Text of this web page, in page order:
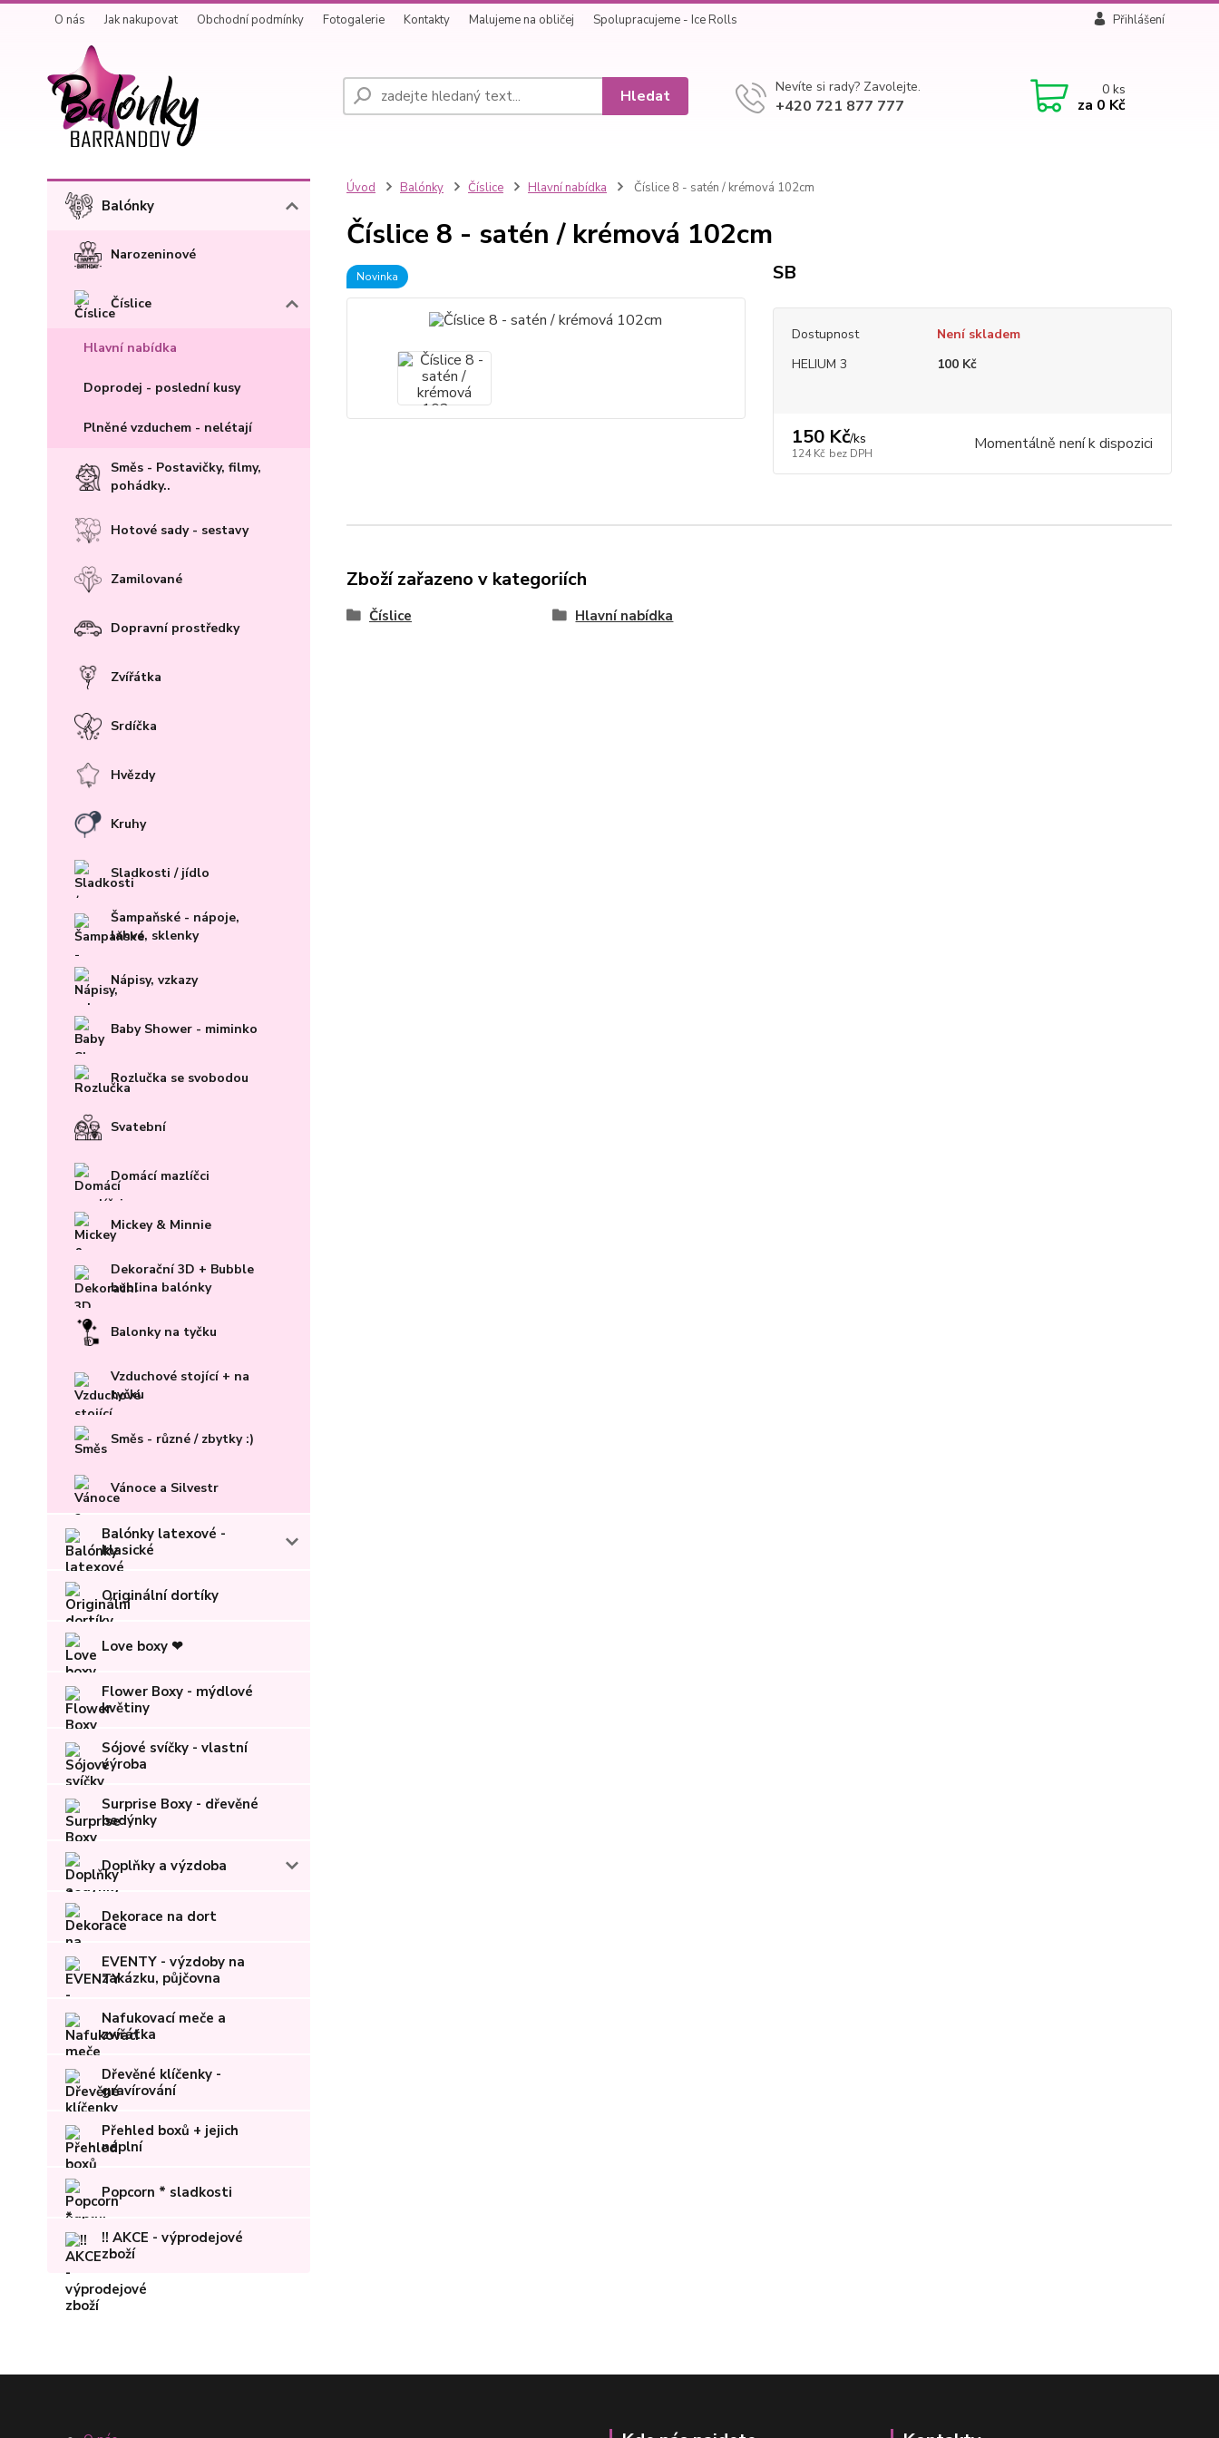
O nás Jak nakupovat Obchodní podmínky Fotogalerie Kontakty Malujeme na obličej Spolupracujeme - Ice Rolls Přihlášení
Hledat Nevíte si rady? Zavolejte.
+420 721 877 777
0ks
za 0 Kč
Balónky
Narozeninové
Číslice
Hlavní nabídka
Doprodej - poslední kusy
Plněné vzduchem - nelétají
Směs - Postavičky, filmy,
pohádky..
Hotové sady - sestavy
Zamilované
Dopravní prostředky
Zvířátka
Srdíčka
Hvězdy
Kruhy
Sladkosti / jídlo
Šampaňské - nápoje,
lahve, sklenky
Nápisy, vzkazy
Baby Shower - miminko
Rozlučka se svobodou
Svatební
Domácí mazlíčci
Mickey & Minnie
Dekorační 3D + Bubble
bublina balónky
Balonky na tyčku
Vzduchové stojící + na
tyčku
Směs - různé / zbytky :)
Vánoce a Silvestr
Balónky latexové -
klasické
Originální dortíky
Love boxy ❤
Flower Boxy - mýdlové
květiny
Sójové svíčky - vlastní
výroba
Surprise Boxy - dřevěné
bedýnky
Doplňky a výzdoba
Dekorace na dort
EVENTY - výzdoby na
zakázku, půjčovna
Nafukovací meče a
zvířátka
Dřevěné klíčenky -
gravírování
Přehled boxů + jejich
náplní
Popcorn * sladkosti
!! AKCE - výprodejové
zboží
Úvod Balónky Číslice Hlavní nabídka Číslice 8 - satén / krémová 102cm
Číslice 8 - satén / krémová 102cm
Novinka SB
Dostupnost
Není skladem
HELIUM 3
100 Kč
150 Kč/ks
124 Kč bez DPH Momentálně není k dispozici
Zboží zařazeno v kategoriích
Číslice Hlavní nabídka